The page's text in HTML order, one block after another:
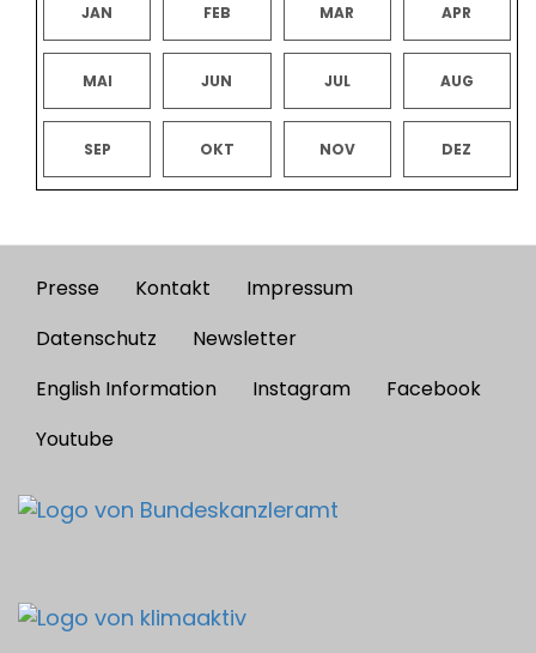
JAN FEB MAR APR
MAI JUN JUL AUG
SEP OKT NOV DEZ
Footer
menu
Presse Kontakt
Impressum
Datenschutz
Newsletter
English Information
Instagram
Facebook
Youtube